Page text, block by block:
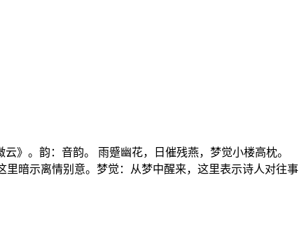
》。韵：音韵。 雨蹙幽花，日催残燕，梦觉小楼高枕。
暗示离情别意。梦觉：从梦中醒来，这里表示诗人对往事